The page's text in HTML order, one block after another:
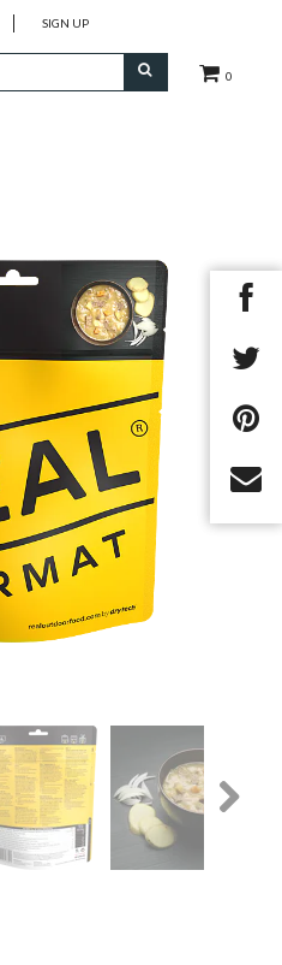
0
SIGN UP
Next